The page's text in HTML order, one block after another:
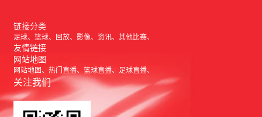
链接分类
足球 篮球 回放 影像 资讯 其他比赛
友情链接
网站地图
网站地图 热门直播 篮球直播 足球直播
关注我们